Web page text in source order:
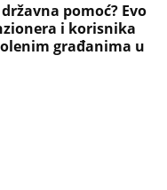
pomoć? Evo
i korisnika
građanima u